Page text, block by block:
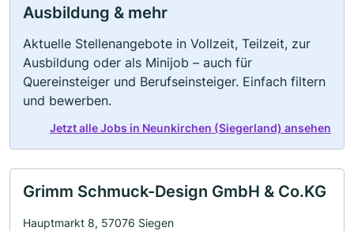
Ausbildung & mehr
Aktuelle Stellenangebote in Vollzeit, Teilzeit, zur
Ausbildung oder als Minijob – auch für
Quereinsteiger und Berufseinsteiger. Einfach filtern
und bewerben.
Jetzt alle Jobs in Neunkirchen (Siegerland) ansehen
Grimm Schmuck-Design GmbH & Co.KG
Hauptmarkt 8, 57076 Siegen